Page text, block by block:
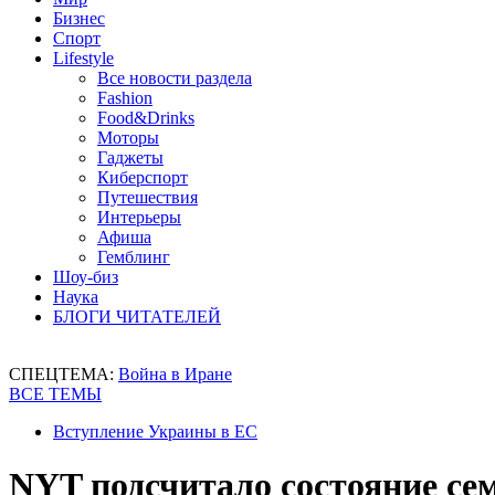
Бизнес
Спорт
Lifestyle
Все новости раздела
Fashion
Food&Drinks
Моторы
Гаджеты
Киберспорт
Путешествия
Интерьеры
Афиша
Гемблинг
Шоу-биз
Наука
БЛОГИ ЧИТАТЕЛЕЙ
СПЕЦТЕМА: Война в Иране
ВСЕ ТЕМЫ
Вступление Украины в ЕС
NYT подсчитало состояние